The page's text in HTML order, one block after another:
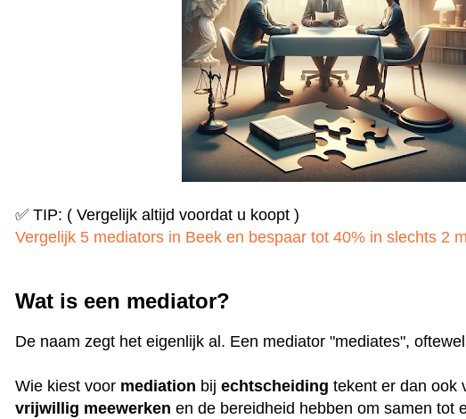
✅ TIP: ( Vergelijk altijd voordat u koopt )
Vergelijk 5 mediators in Beek en bespaar tot 40% in slechts 2
Wat is een mediator?
De naam zegt het eigenlijk al. Een mediator "mediates",
Wie kiest voor mediation bijechtscheiding tekent er dan ook
vrijwillig meewerken en de bereidheid hebben om samen tot